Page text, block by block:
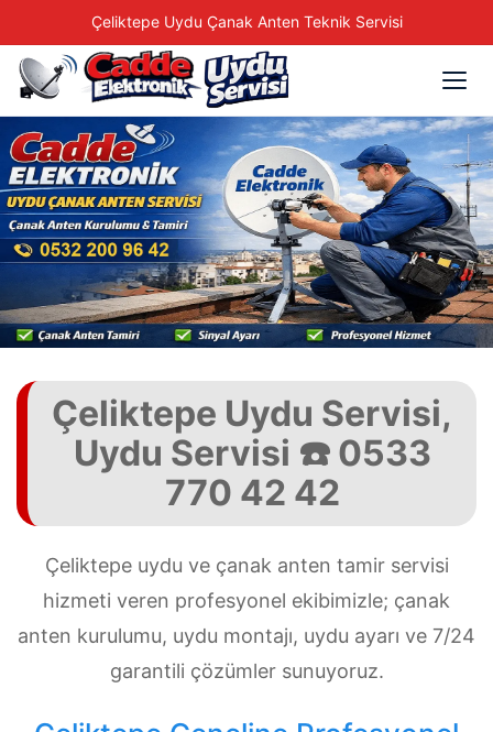
Çeliktepe Uydu Çanak Anten Teknik Servisi
Çeliktepe Uydu Servisi,
Uydu Servisi ☎️ 0533
770 42 42
Çeliktepe uydu ve çanak anten tamir servisi
hizmeti veren profesyonel ekibimizle; çanak
anten kurulumu, uydu montajı, uydu ayarı ve 7/24
garantili çözümler sunuyoruz.